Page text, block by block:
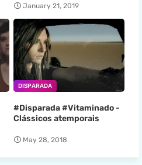
January 21, 2019
DISPARADA
#Disparada #Vitaminado -
Clássicos atemporais
May 28, 2018